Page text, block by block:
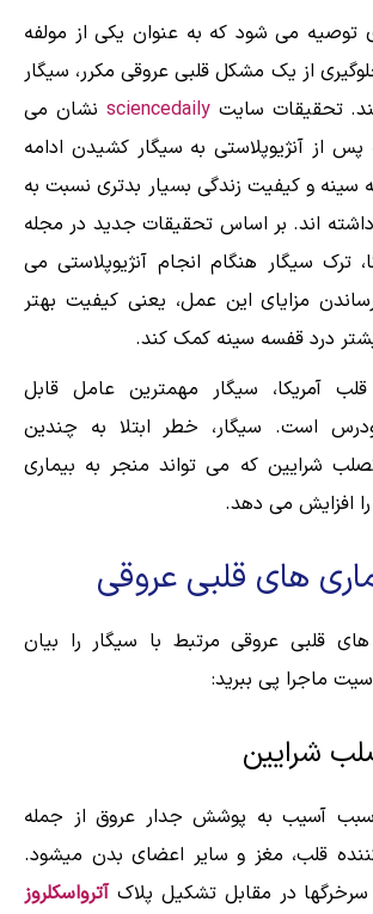
توصیه می شود که به عنوان یکی از مولفه
از یک مشکل قلبی عروقی مکرر، سیگار
تحقیقات سایتsciencedaily نشان می
از آنژیوپلاستی به سیگار کشیدن ادامه
سینه و کیفیت زندگی بسیار بدتری نسبت به
داشته اند. بر اساس تحقیقات جدید در مجله
ترک سیگار هنگام انجام آنژیوپلاستی می
مزایای این عمل، یعنی کیفیت بهتر
درد قفسه سینه کمک کند.
آمریکا، سیگار مهمترین عامل قابل
است. سیگار، خطر ابتلا به چندین
شرایین که می تواند منجر به بیماری
افزایش می دهد.
های قلبی عروقی
های قلبی عروقی مرتبط با سیگار را بیان
ماجرا پی ببرید:
آسیب به پوشش جدار عروق از جمله
قلب، مغز و سایر اعضای بدن میشود.
در مقابل تشکیل پلاک آترواسکلروز